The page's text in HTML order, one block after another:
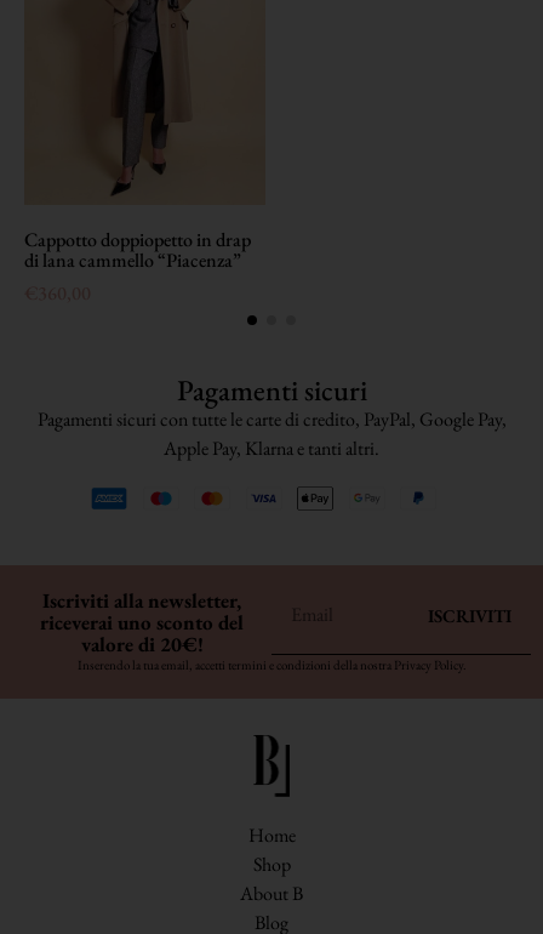
Cappotto doppiopetto in drap
di lana cammello “Piacenza”
Pagamenti sicuri
Pagamenti sicuri con tutte le carte di credito, PayPal, Google Pay,
Apple Pay, Klarna e tanti altri.
Iscriviti alla newsletter,
riceverai uno sconto del
valore di 20€!
ISCRIVITI
Inserendo la tua email, accetti termini e condizioni della nostra Privacy Policy.
Home
Shop
About B
Blog